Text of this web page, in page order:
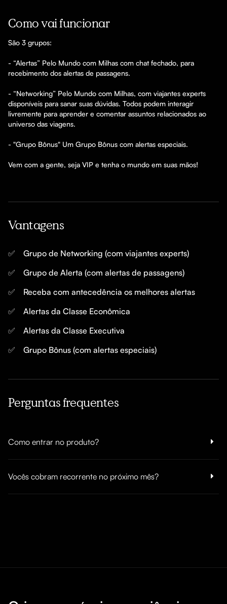
Como vai funcionar
São 3 grupos:
- “Alertas” Pelo Mundo com Milhas com chat fechado, para
recebimento dos alertas de passagens.
- “Networking” Pelo Mundo com Milhas, com viajantes experts
disponíveis para sanar suas dúvidas. Todos podem interagir
livremente para aprender e comentar assuntos relacionados ao
universo das viagens.
- "Grupo Bônus" Um Grupo Bônus com alertas especiais.
Vantagens
✅
Grupo de Networking (com viajantes experts)
✅
Grupo de Alerta (com alertas de passagens)
✅
Receba com antecedência os melhores alertas
✅
Alertas da Classe Econômica
✅
Alertas da Classe Executiva
✅
Grupo Bônus (com alertas especiais)
Perguntas frequentes
Como entrar no produto?
Vocês cobram recorrente no próximo mês?